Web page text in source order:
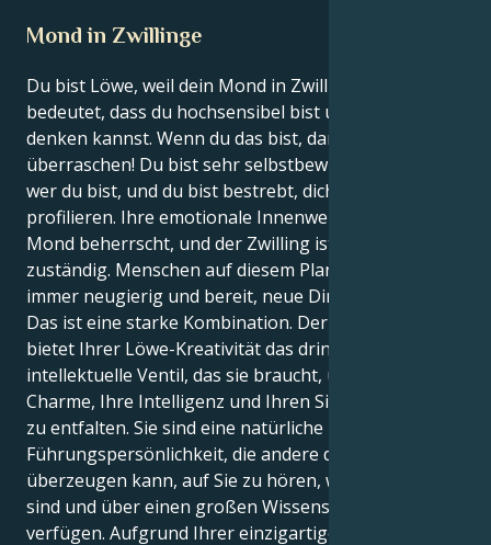
Mond in Zwillinge
Du bist Löwe, weil dein Mond in Zwillinge steht, was
bedeutet, dass du hochsensibel bist und schnell
denken kannst. Wenn du das bist, dann lass dich
überraschen! Du bist sehr selbstbewusst, du weißt,
wer du bist, und du bist bestrebt, dich als Löwe zu
profilieren. Ihre emotionale Innenwelt wird vom
Mond beherrscht, und der Zwilling ist für sie
zuständig. Menschen auf diesem Planeten sind
immer neugierig und bereit, neue Dinge zu lernen.
Das ist eine starke Kombination. Der Zwillinge-Mond
bietet Ihrer Löwe-Kreativität das dringend benötigte
intellektuelle Ventil, das sie braucht, um Ihren
Charme, Ihre Intelligenz und Ihren Sinn für Humor
zu entfalten. Sie sind eine natürliche
Führungspersönlichkeit, die andere davon
überzeugen kann, auf Sie zu hören, weil Sie präsent
sind und über einen großen Wissensschatz
verfügen. Aufgrund Ihrer einzigartigen Kombination